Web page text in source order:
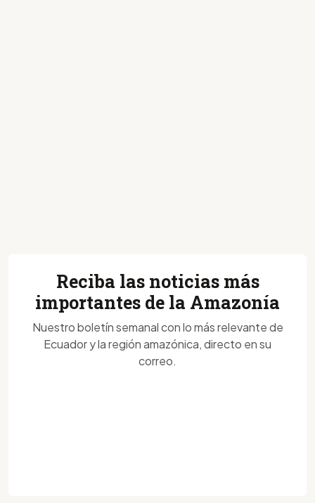
Reciba las noticias más
importantes de la Amazonía
Nuestro boletín semanal con lo más relevante de
Ecuador y la región amazónica, directo en su
correo.